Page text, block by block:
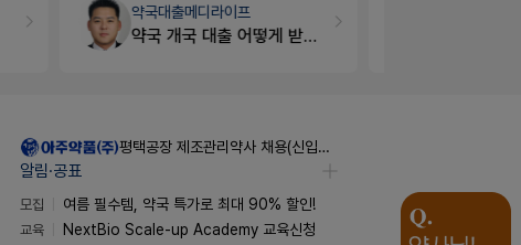
약국세무미래 세무법인
경단녀요건중 근로스득원천징수액
평택공장 제조관리약사 채용(신입우대)
알림·공표
모집
여름 필수템, 약국 특가로 최대 90% 할인!
교육
NextBio Scale-up Academy 교육신청